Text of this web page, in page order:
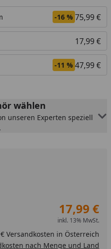
ist für dieses Produkt
-16 % 75,99 €
17,99 €
-11 % 47,99 €
wählen
unseren Experten speziell
verringerneingeben
um eins erhöhen
17,99 €
inkl. 13% MwSt.
Versandkosten in Österreich
nach Menge und Land